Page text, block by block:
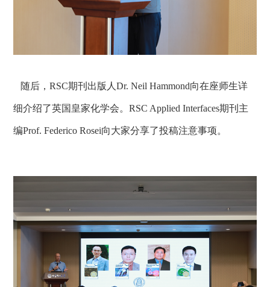
随后，RSC期刊出版人Dr. Neil Hammond向在座师生详
细介绍了英国皇家化学会。RSC Applied Interfaces期刊主
编Prof. Federico Rosei向大家分享了投稿注意事项。